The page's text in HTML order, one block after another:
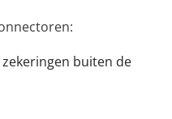
buiten de